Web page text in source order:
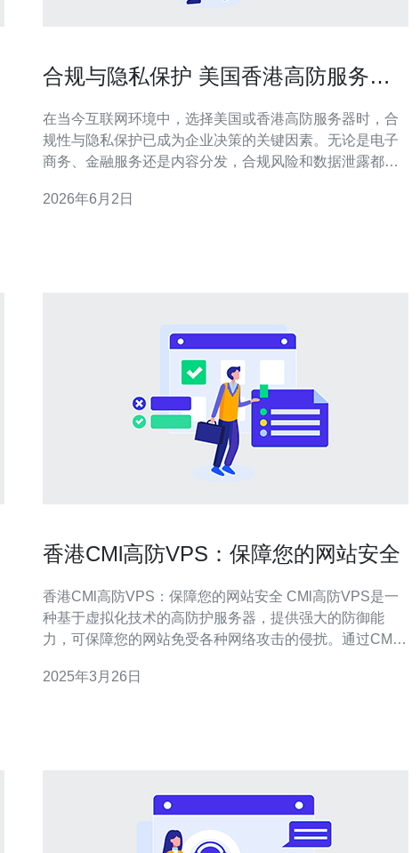
合规与隐私保护 美国香港高防服务器
在当今互联网环境中，选择美国或香港高防服务器时，合
规性与隐私保护已成为企业决策的关键因素。无论是电子
商务、金融服务还是内容分发，合规风险和数据泄露都会
时必须优先考虑法律与技术双重要求。 首先要了解两地主
2026年6月2日
香港CMl高防VPS：保障您的网站安全
香港CMl高防VPS：保障您的网站安全 CMl高防VPS是一
种基于虚拟化技术的高防护服务器，提供强大的防御能
力，可保障您的网站免受各种网络攻击的侵扰。通过CMl
境。 香港CMl高防VPS具有以下优势：
2025年3月26日